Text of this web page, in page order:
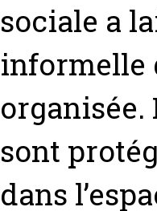
sociale a
informelle
sont
dans